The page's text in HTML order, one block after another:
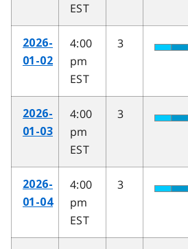
EST
2026-
01-02
4:00
pm
EST
3
2026-
01-03
4:00
pm
EST
3
2026-
01-04
4:00
pm
EST
3